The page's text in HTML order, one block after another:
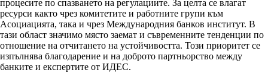
процесите по спазването на регулациите. За целта се влагат
ресурси както чрез комитетите и работните групи към
Асоциацията, така и чрез Международния банков институт. В
тази област значимо място заемат и съвременните тенденции по
отношение на отчитането на устойчивостта. Този приоритет се
изпълнява благодарение и на доброто партньорство между
банките и експертите от ИДЕС.